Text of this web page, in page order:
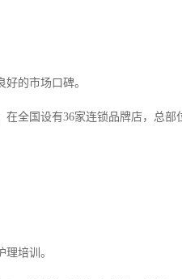
的市场口碑。
全国设有36家连锁品牌店，总
培训。